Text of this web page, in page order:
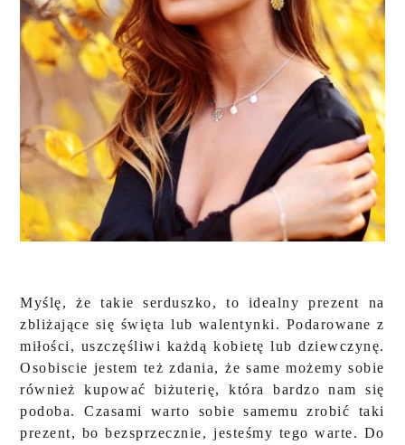
Myślę, że takie serduszko, to idealny prezent na
zbliżające się święta lub walentynki. Podarowane z
miłości, uszczęśliwi każdą kobietę lub dziewczynę.
Osobiscie jestem też zdania, że same możemy sobie
również kupować biżuterię, która bardzo nam się
podoba. Czasami warto sobie samemu zrobić taki
prezent, bo bezsprzecznie, jesteśmy tego warte. Do